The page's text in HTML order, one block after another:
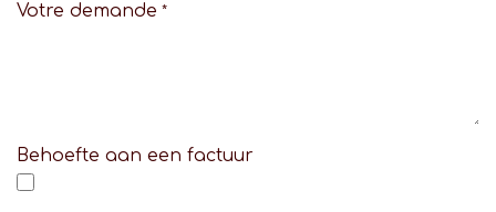
Votre demande *
Behoefte aan een factuur